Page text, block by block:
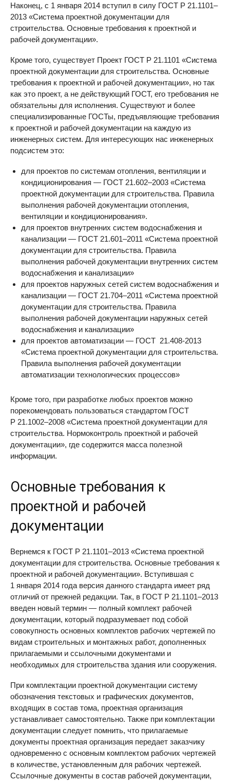
Наконец, с 1 января 2014 вступил в силу ГОСТ Р 21.1101–
2013 «Система проектной документации для
строительства. Основные требования к проектной и
рабочей документации».
Кроме того, существует Проект ГОСТ Р 21.1101 «Система
проектной документации для строительства. Основные
требования к проектной и рабочей документации», но так
как это проект, а не действующий ГОСТ, его требования не
обязательны для исполнения. Существуют и более
специализированные ГОСТы, предъявляющие требования
к проектной и рабочей документации на каждую из
инженерных систем. Для интересующих нас инженерных
подсистем это:
для проектов по системам отопления, вентиляции и
кондиционирования — ГОСТ 21.602–2003 «Система
проектной документации для строительства. Правила
выполнения рабочей документации отопления,
вентиляции и кондиционирования».
для проектов внутренних систем водоснабжения и
канализации — ГОСТ 21.601–2011 «Система проектной
документации для строительства. Правила
выполнения рабочей документации внутренних систем
водоснабжения и канализации»
для проектов наружных сетей систем водоснабжения и
канализации — ГОСТ 21.704–2011 «Система проектной
документации для строительства. Правила
выполнения рабочей документации наружных сетей
водоснабжения и канализации»
для проектов автоматизации — ГОСТ 21.408-2013
«Система проектной документации для строительства.
Правила выполнения рабочей документации
автоматизации технологических процессов»
Кроме того, при разработке любых проектов можно
порекомендовать пользоваться стандартом ГОСТ
Р 21.1002–2008 «Система проектной документации для
строительства. Нормоконтроль проектной и рабочей
документации», где содержится масса полезной
информации.
Основные требования к
проектной и рабочей
документации
Вернемся к ГОСТ Р 21.1101–2013 «Система проектной
документации для строительства. Основные требования к
проектной и рабочей документации». Вступившая с
1 января 2014 года версия данного стандарта имеет ряд
отличий от прежней редакции. Так, в ГОСТ Р 21.1101–2013
введен новый термин — полный комплект рабочей
документации, который подразумевает под собой
совокупность основных комплектов рабочих чертежей по
видам строительных и монтажных работ, дополненных
прилагаемыми и ссылочными документами и
необходимых для строительства здания или сооружения.
При комплектации проектной документации систему
обозначения текстовых и графических документов,
входящих в состав тома, проектная организация
устанавливает самостоятельно. Также при комплектации
документации следует помнить, что прилагаемые
документы проектная организация передает заказчику
одновременно с основным комплектом рабочих чертежей
в количестве, установленным для рабочих чертежей.
Ссылочные документы в состав рабочей документации,